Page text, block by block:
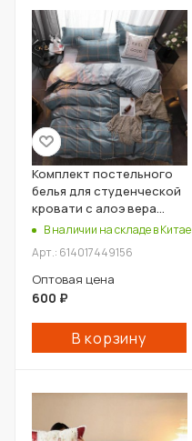
Комплект постельного
белья для студенческой
кровати с алоэ вера
оптом
В наличии на складе в Китае
Арт.: 614017449156
Оптовая цена
600 ₽
В корзину